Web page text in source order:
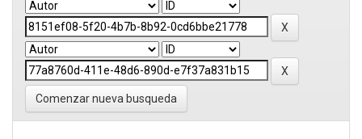
Comenzar nueva busqueda